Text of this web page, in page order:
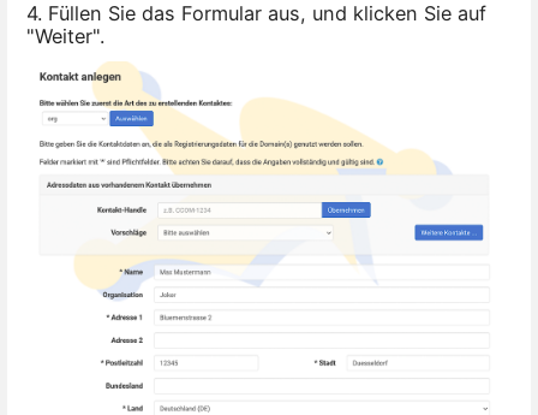
4. Füllen Sie das Formular aus, und klicken Sie auf
"Weiter".